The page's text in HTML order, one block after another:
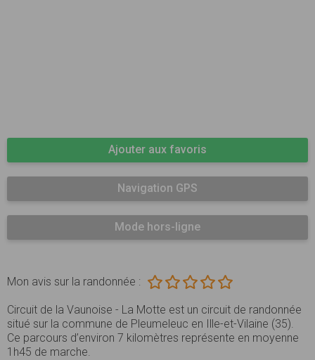
Ajouter aux favoris
Navigation GPS
Mode hors-ligne
Mon avis sur la randonnée :
Circuit de la Vaunoise - La Motte est un circuit de randonnée
situé sur la commune de Pleumeleuc en Ille-et-Vilaine (35).
Ce parcours d’environ 7 kilomètres représente en moyenne
1h45 de marche.